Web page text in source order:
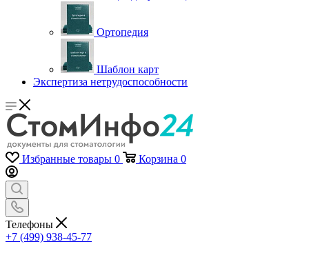
Ортопедия
Шаблон карт
Экспертиза нетрудоспособности
Избранные товары 0 Корзина 0
Телефоны
+7 (499) 938-45-77